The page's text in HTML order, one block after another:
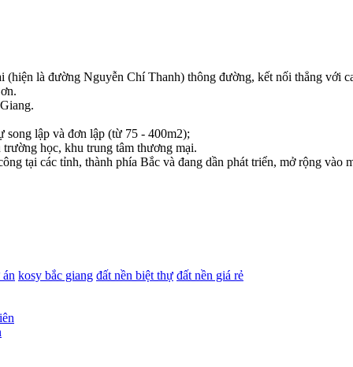
là đường Nguyễn Chí Thanh) thông đường, kết nối thẳng
song lập và đơn lập (từ 75 - 400m2);
học, khu trung tâm thương mại.
tại các tỉnh, thành phía Bắc và đang dần phát triển, mở rộng vào
kosy bắc giang đất nền biệt thự đất nền giá rẻ